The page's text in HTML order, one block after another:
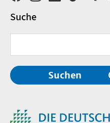
Suche
Suchen